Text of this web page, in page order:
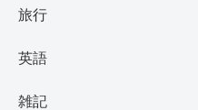
旅行
英語
雑記